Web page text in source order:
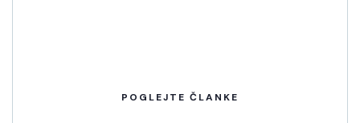
POGLEJTE ČLANKE